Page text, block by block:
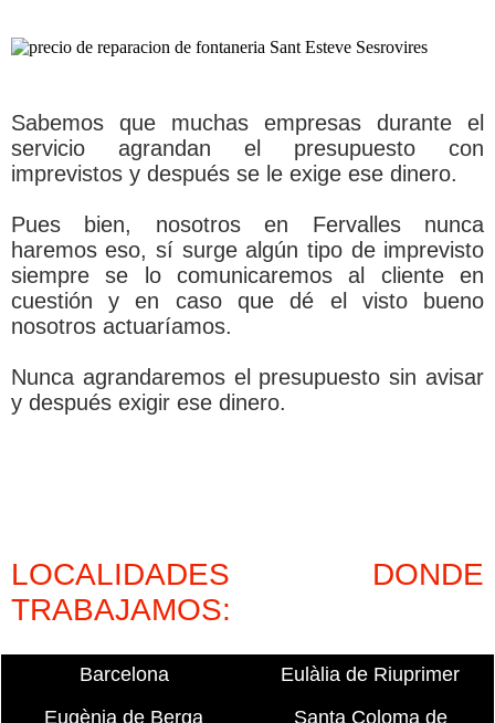
Sabemos que muchas empresas durante el
servicio agrandan el presupuesto con
imprevistos y después se le exige ese dinero.
Pues bien, nosotros en Fervalles nunca
haremos eso, sí­ surge algún tipo de imprevisto
siempre se lo comunicaremos al cliente en
cuestión y en caso que dé el visto bueno
nosotros actuarí­amos.
Nunca agrandaremos el presupuesto sin avisar
y después exigir ese dinero.
LOCALIDADES DONDE
TRABAJAMOS:
Barcelona
Eulàlia de Riuprimer
Eugènia de Berga
Santa Coloma de